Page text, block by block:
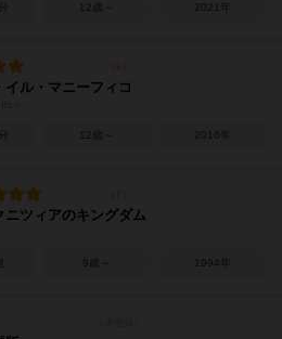
12歳～ 2021年
イル・マニーフィコ
12歳～ 2016年
ニツィアのキングダム
9歳～ 1994年